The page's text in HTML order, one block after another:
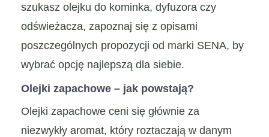
szukasz olejku do kominka, dyfuzora czy
odświeżacza, zapoznaj się z opisami
poszczególnych propozycji od marki SENA, by
wybrać opcję najlepszą dla siebie.
Olejki zapachowe – jak powstają?
Olejki zapachowe ceni się głównie za
niezwykły aromat, który roztaczają w danym